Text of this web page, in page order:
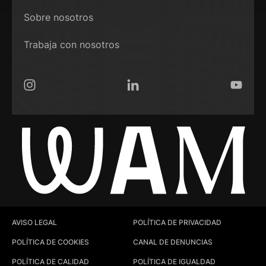
Sobre nosotros
Trabaja con nosotros
Instagram LinkedIn
AVISO LEGAL POLÍTICA DE PRIVACIDAD
POLÍTICA DE COOKIES CANAL DE DENUNCIAS
POLÍTICA DE CALIDAD POLÍTICA DE IGUALDAD